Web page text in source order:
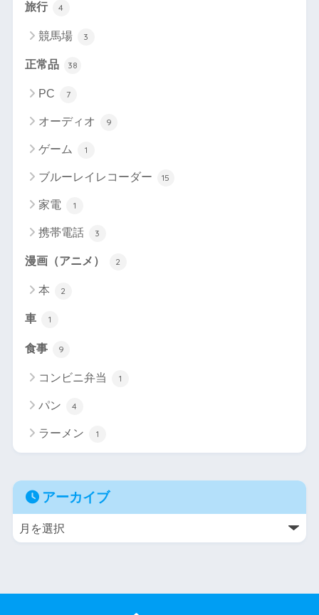
旅行 4
競馬場 3
正常品 38
PC 7
オーディオ 9
ゲーム 1
ブルーレイレコーダー 15
家電 1
携帯電話 3
漫画（アニメ） 2
本 2
車 1
食事 9
コンビニ弁当 1
パン 4
ラーメン 1
アーカイブ